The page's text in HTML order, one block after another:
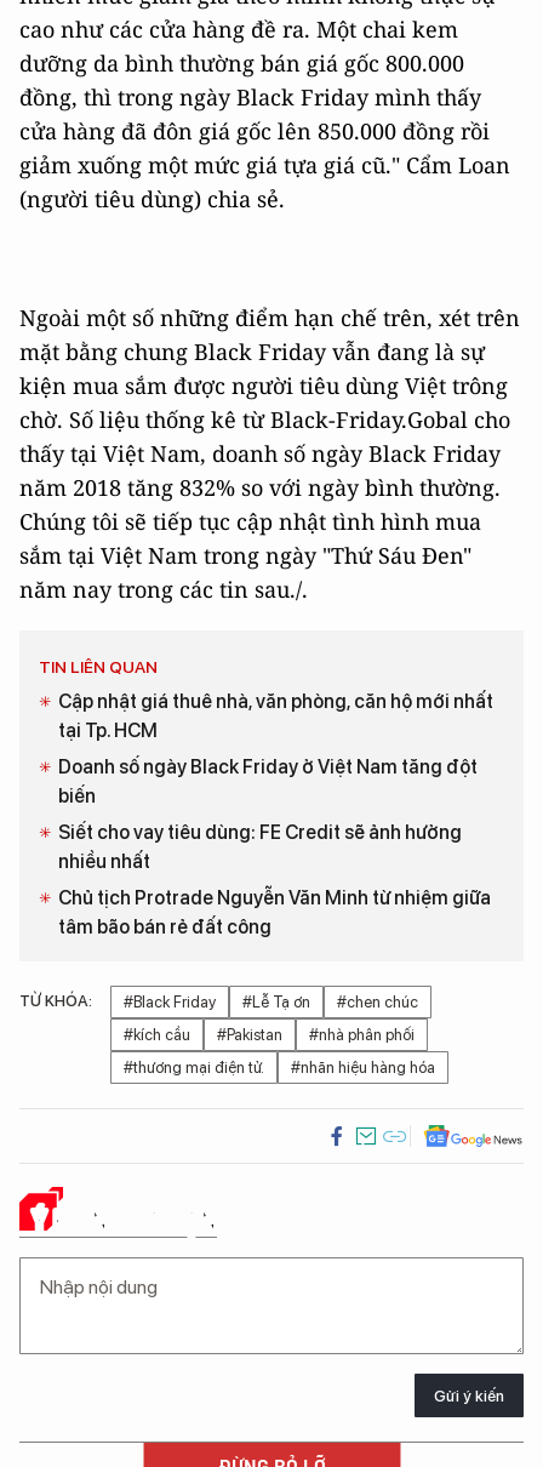
cao như các cửa hàng đề ra. Một chai kem
dưỡng da bình thường bán giá gốc 800.000
đồng, thì trong ngày Black Friday mình thấy
cửa hàng đã đôn giá gốc lên 850.000 đồng rồi
giảm xuống một mức giá tựa giá cũ." Cẩm Loan
(người tiêu dùng) chia sẻ.
Ngoài một số những điểm hạn chế trên, xét trên
mặt bằng chung Black Friday vẫn đang là sự
kiện mua sắm được người tiêu dùng Việt trông
chờ. Số liệu thống kê từ Black-Friday.Gobal cho
thấy tại Việt Nam, doanh số ngày Black Friday
năm 2018 tăng 832% so với ngày bình thường.
Chúng tôi sẽ tiếp tục cập nhật tình hình mua
sắm tại Việt Nam trong ngày "Thứ Sáu Đen"
năm nay trong các tin sau./.
TIN LIÊN QUAN
Cập nhật giá thuê nhà, văn phòng, căn hộ mới nhất
tại Tp. HCM
Doanh số ngày Black Friday ở Việt Nam tăng đột
biến
Siết cho vay tiêu dùng: FE Credit sẽ ảnh hưởng
nhiều nhất
Chủ tịch Protrade Nguyễn Văn Minh từ nhiệm giữa
tâm bão bán rẻ đất công
TỪ KHÓA: #Black Friday #Lễ Tạ ơn
#chen chúc
#kích cầu
#Pakistan
#nhà phân phối
#thương mại điện tử.
#nhãn hiệu hàng hóa
Ý KIẾN CỦA BẠN
Gửi ý kiến